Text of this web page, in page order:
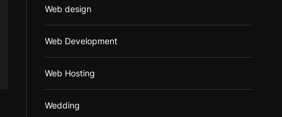
Web design
Web Development
Web Hosting
Wedding